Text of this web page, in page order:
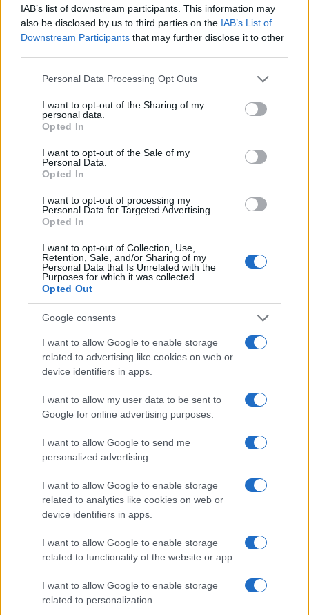
IAB’s list of downstream participants. This information may
also be disclosed by us to third parties on the IAB’s List of
Downstream Participants that may further disclose it to other
Please note that this website/app uses one or more Google
not limited to your visit or usage behaviour. You may click to
grant or deny consent to Google and its third-party tags to
use your data for below specified purposes in below Google
consent section.
Personal Data Processing Opt Outs
I want to opt-out of the Sharing of my
personal data.
Opted In
I want to opt-out of the Sale of my
Personal Data.
Opted In
I want to opt-out of processing my
Personal Data for Targeted Advertising.
Opted In
I want to opt-out of Collection, Use,
Retention, Sale, and/or Sharing of my
Personal Data that Is Unrelated with the
Purposes for which it was collected.
Opted Out
Google consents
I want to allow Google to enable storage
related to advertising like cookies on web or
device identifiers in apps.
I want to allow my user data to be sent to
Google for online advertising purposes.
I want to allow Google to send me
personalized advertising.
I want to allow Google to enable storage
related to analytics like cookies on web or
device identifiers in apps.
I want to allow Google to enable storage
related to functionality of the website or app.
I want to allow Google to enable storage
related to personalization.
Continua a leggere
LIFESTYLE
Scopri i must have di Mango per l’estate 2026: stile e
Beatrice Bonaventura · 6 Ago 2026